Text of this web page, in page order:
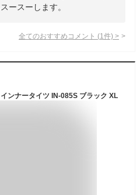
ースーします。
全てのおすすめコメント (1 件) >
ンナータイツ IN-085S ブラック XL